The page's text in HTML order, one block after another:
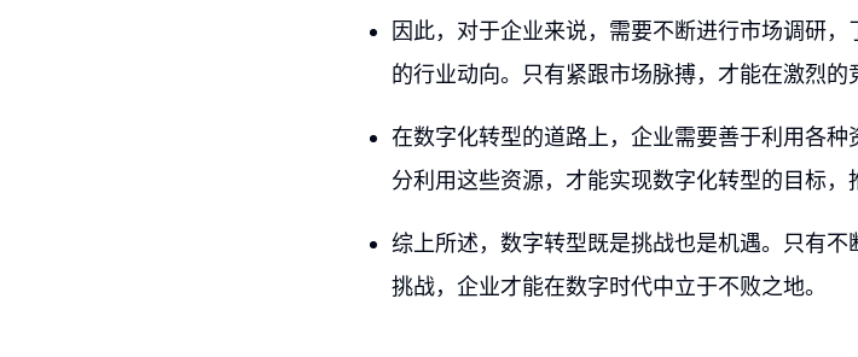
因此，对于企业来说，需要不断进行市场调研
的行业动向。只有紧跟市场脉搏，才能在激烈的
在数字化转型的道路上，企业需要善于利用各
分利用这些资源，才能实现数字化转型的目标，
综上所述，数字转型既是挑战也是机遇。只有
挑战，企业才能在数字时代中立于不败之地。